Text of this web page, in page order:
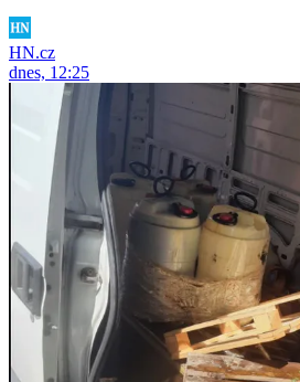
HN.cz
dnes, 12:25